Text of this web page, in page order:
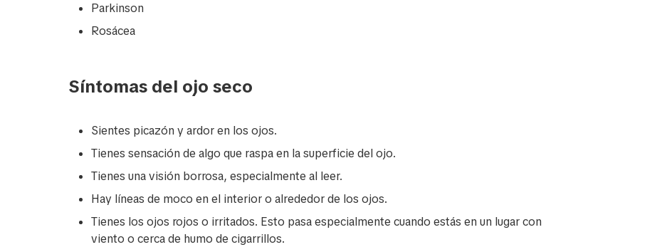
Parkinson
Rosácea
Síntomas del ojo seco
Sientes picazón y ardor en los ojos.
Tienes sensación de algo que raspa en la superficie del ojo.
Tienes una visión borrosa, especialmente al leer.
Hay líneas de moco en el interior o alrededor de los ojos.
Tienes los ojos rojos o irritados. Esto pasa especialmente cuando estás en un lugar con
viento o cerca de humo de cigarrillos.